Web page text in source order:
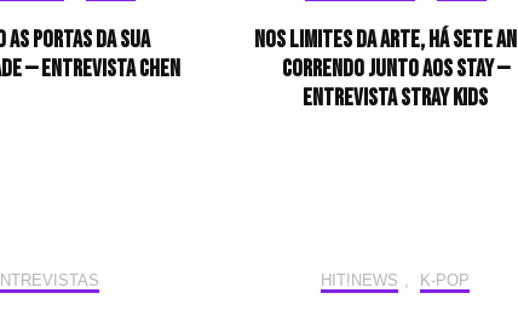
as portas da sua
— Entrevista CHEN
Nos limites da arte, há sete
correndo junto aos STAY —
Entrevista Stray Kids
HIT!NEWS , K-POP